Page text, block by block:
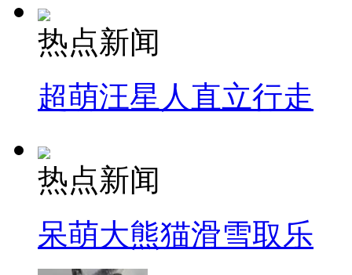
热点新闻
超萌汪星人直立行走
热点新闻
呆萌大熊猫滑雪取乐